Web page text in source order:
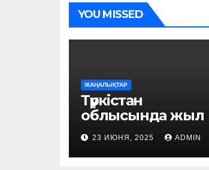
YOU MISSED
ЖАҢАЛЫҚТАР
Түркістан
облысында жыл
басынан бері 56
мыңға жуық
адам жұмыспен
23 ИЮНЯ, 2025 ADMIN